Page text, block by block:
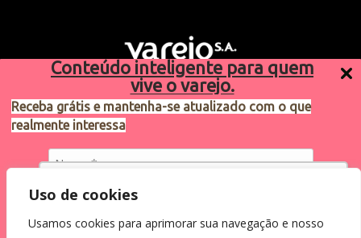
Conteúdo inteligente para quem
vive o varejo.
Receba grátis e mantenha-se atualizado com o que
realmente interessa
Eu concordo em receber comunicações.
Utilizamos cookies para oferecer melhor
como você interage em nosso site e
Uso de cookies
Usamos cookies para aprimorar sua navegação e nosso
Sugestões de pauta
varejosa@cndl.org.br